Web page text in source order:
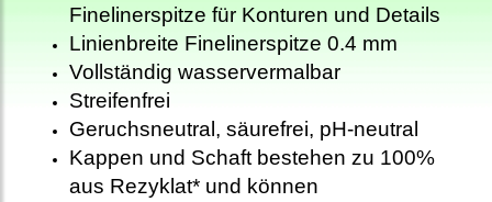
Finelinerspitze für Konturen und Details
Linienbreite Finelinerspitze 0.4 mm
Vollständig wasservermalbar
Streifenfrei
Geruchsneutral, säurefrei, pH-neutral
Kappen und Schaft bestehen zu 100%
aus Rezyklat* und können